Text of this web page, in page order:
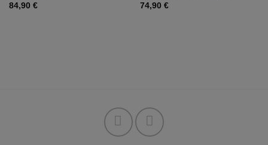
84,90 €
74,90 €